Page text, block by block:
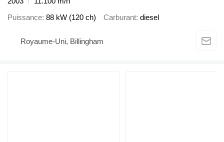
Puissance 88 kW (120 ch) Carburant diesel
Royaume-Uni, Billingham